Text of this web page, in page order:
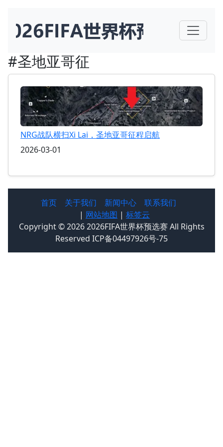
#圣地亚哥征
NRG战队横扫Xi Lai，圣地亚哥征程启航
2026-03-01
首页 关于我们 新闻中心
联系我们
| 网站地图 | 标签云
Copyright © 2026 2026FIFA世界杯预选赛 All Rights
Reserved ICP备04497926号-75